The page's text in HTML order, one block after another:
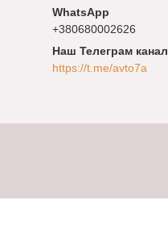
+380680002626
Наш Телеграм канал
https://t.me/avto7a